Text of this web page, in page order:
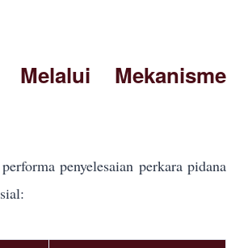
Mekanisme
penyelesaian perkara pidana